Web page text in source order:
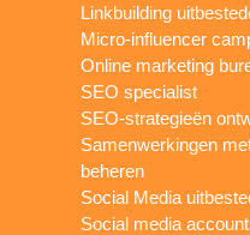
Linkbuilding
Micro-influencer
Online marketing
SEO specialist
SEO-strategieën
Samenwerkingen
beheren
Social Media
Social media